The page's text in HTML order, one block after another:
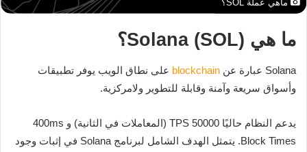
ماهي عملة SOL؟
ما هي Solana (SOL)؟
Solana عبارة عن blockchain على نطاق الويب يوفر تطبيقات
وأسواق سريعة وآمنة وقابلة للتطوير ولامركزية.
يدعم النظام حاليًا 50000 TPS (المعاملات في الثانية) و 400ms
Block Times. يتمثل الهدف الشامل لبرنامج Solana في إثبات وجود